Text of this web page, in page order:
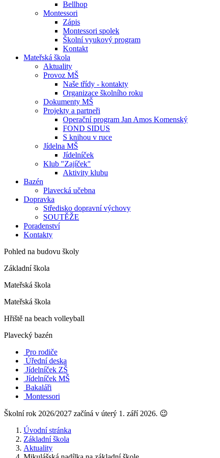
Bellhop
Montessori
Zápis
Montessori spolek
Školní vyukový program
Kontakt
Mateřská škola
Aktuality
Provoz MŠ
Naše třídy - kontakty
Organizace školního roku
Dokumenty MŠ
Projekty a partneři
Operační program Jan Amos Komenský
FOND SIDUS
S knihou v ruce
Jídelna MŠ
Jídelníček
Klub "Zajíček"
Aktivity klubu
Bazén
Plavecká učebna
Dopravka
Středisko dopravní výchovy
SOUTĚŽE
Poradenství
Kontakty
Pohled na budovu školy
Základní škola
Mateřská škola
Mateřská škola
Hřiště na beach volleyball
Plavecký bazén
Pro rodiče
Úřední deska
Jídelníček ZŠ
Jídelníček MŠ
Bakaláři
Montessori
Školní rok 2026/2027 začíná v úterý 1. září 2026. 😉
Úvodní stránka
Základní škola
Aktuality